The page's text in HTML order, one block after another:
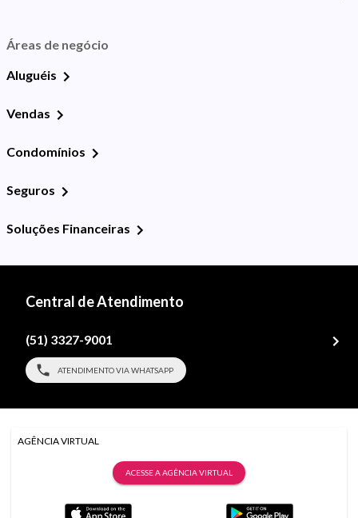
Áreas de negócio
Aluguéis
Vendas
Condomínios
Seguros
Soluções Financeiras
Central de Atendimento
(51) 3327-9001
ATENDIMENTO VIA WHATSAPP
AGÊNCIA VIRTUAL
ACESSE A AGÊNCIA VIRTUAL